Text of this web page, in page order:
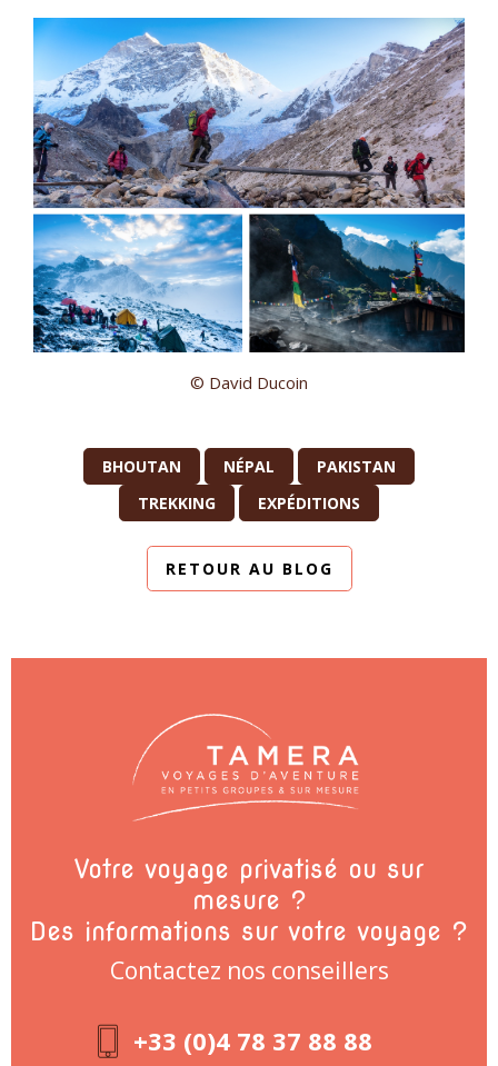
© David Ducoin
BHOUTAN NÉPAL
PAKISTAN
TREKKING
EXPÉDITIONS
RETOUR AU BLOG
Votre voyage privatisé ou sur
mesure ?
Des informations sur votre voyage ?
Contactez nos conseillers
+33 (0)4 78 37 88 88